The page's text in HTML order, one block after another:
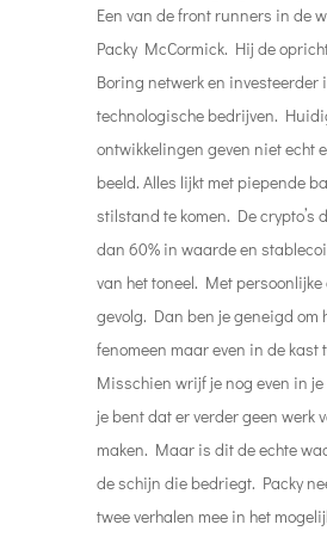
Een van de front runners in de
Packy McCormick. Hij de
Boring netwerk en investeerder
technologische bedrijven.
ontwikkelingen geven niet echt
beeld. Alles lijkt met piepende
stilstand te komen. De crypto’s
dan 60% in waarde en
van het toneel. Met persoonlijke
gevolg. Dan ben je geneigd om
fenomeen maar even in de kast
Misschien wrijf je nog even in
je bent dat er verder geen werk
maken. Maar is dit de echte
de schijn die bedriegt. Packy
twee verhalen mee in het